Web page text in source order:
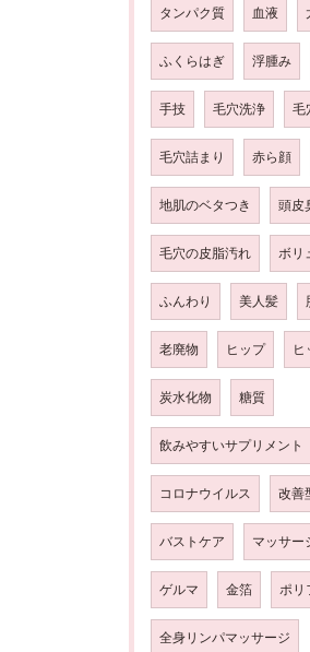
タンパク質 血液
ふくらはぎ 浮腫み
手技 毛穴洗浄 毛
毛穴詰まり 赤ら顔
地肌のベタつき 頭皮
毛穴の皮脂汚れ ボリ
ふんわり 美人髪
老廃物 ヒップ ヒ
炭水化物 糖質
飲みやすいサプリメント
コロナウイルス 改善
バストケア マッサー
ゲルマ 金箔 ポリ
全身リンパマッサージ